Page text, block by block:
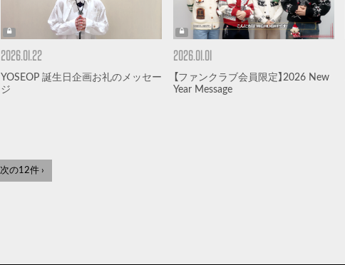
2026.01.22
YOSEOP 誕生日企画お礼のメッセー
ジ
2026.01.01
【ファンクラブ会員限定】2026 New
Year Message
次の12件 ›